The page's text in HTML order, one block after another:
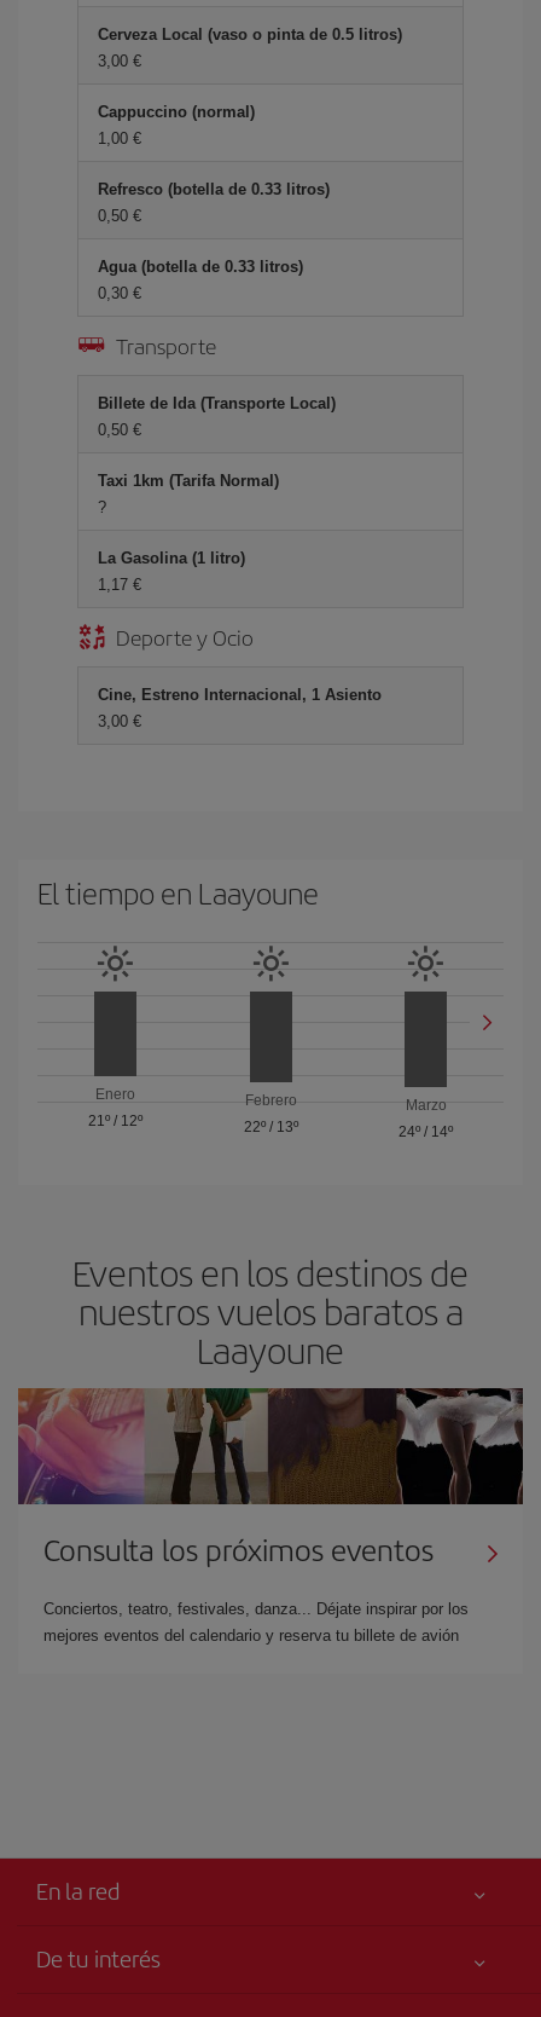
Cerveza Local (vaso o pinta de 0.5 litros)
3,00
Cappuccino (normal)
1,00
Refresco (botella de 0.33 litros)
0,50
Agua (botella de 0.33 litros)
0,30
Transporte
Billete de Ida (Transporte Local)
0,50
Taxi 1km (Tarifa Normal)
?
La Gasolina (1 litro)
1,17
Deporte y Ocio
Cine, Estreno Internacional, 1 Asiento
3,00
El tiempo en Laayoune
Enero
21º/ 12º
Febrero
22º/ 13º
Marzo
24º / 14º
Eventos en los destinos de
nuestros vuelos baratos a
Laayoune
Consulta los próximos eventos
Conciertos, teatro, festivales, danza... Déjate inspirar por los
mejores eventos del calendario y reserva tu billete de avión
En la red
De tu interés